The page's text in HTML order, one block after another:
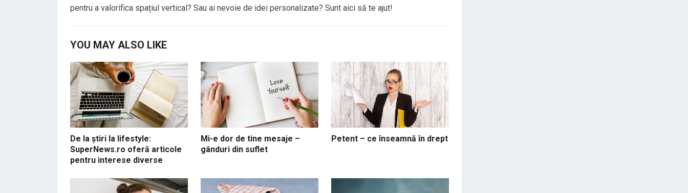
pentru a valorifica spațiul vertical? Sau ai nevoie de idei personalizate? Sunt aici să te ajut!
YOU MAY ALSO LIKE
De la știri la lifestyle:
SuperNews.ro oferă articole
pentru interese diverse
Mi-e dor de tine mesaje –
gânduri din suflet
Petent – ce înseamnă în drept